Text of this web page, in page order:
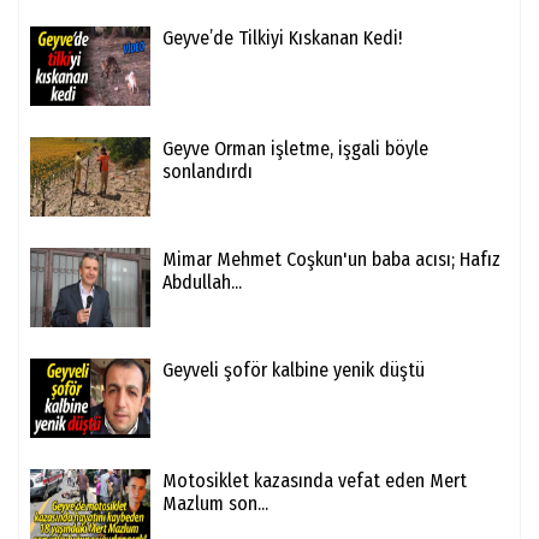
Geyve’de Tilkiyi Kıskanan Kedi!
Geyve Orman işletme, işgali böyle
sonlandırdı
Mimar Mehmet Coşkun'un baba acısı; Hafız
Abdullah...
Geyveli şoför kalbine yenik düştü
Motosiklet kazasında vefat eden Mert
Mazlum son...